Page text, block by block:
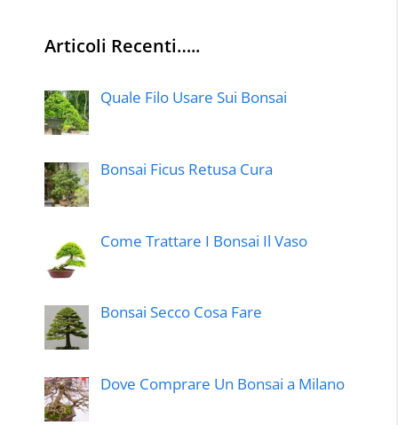
Articoli Recenti…..
Quale Filo Usare Sui Bonsai
Bonsai Ficus Retusa Cura
Come Trattare I Bonsai Il Vaso
Bonsai Secco Cosa Fare
Dove Comprare Un Bonsai a Milano